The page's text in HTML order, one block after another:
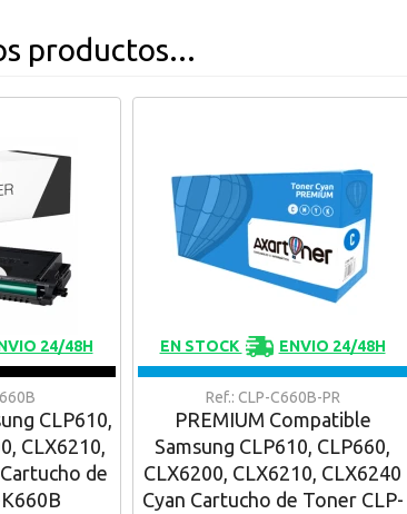
productos...
24/48H
CLP610,
CLX6210,
de
EN STOCK ENVIO 24/48H
Ref.: CLP-C660B-PR
PREMIUM Compatible
Samsung CLP610, CLP660,
CLX6200, CLX6210, CLX6240
Cyan Cartucho de Toner CLP-